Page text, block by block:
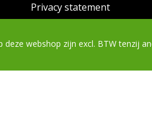
Privacy statement
deze webshop zijn excl. BTW tenzij